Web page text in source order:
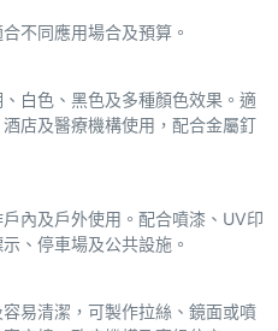
不同應用場合及預算。
白色、黑色及多種顏色效果。適
店及醫療機構使用，配合金屬釘
內及戶外使用。配合噴漆、UV印
、停車場及公共設施。
易清潔，可製作拉絲、鏡面或噴